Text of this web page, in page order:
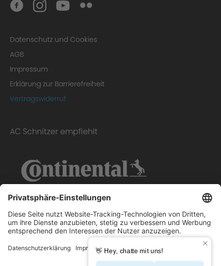
Datenschutz und Cookies
AGB
Impressum
Erklärung zur Barrierefreiheit
Vertragswiderruf
AC Schnitzer empfiehlt